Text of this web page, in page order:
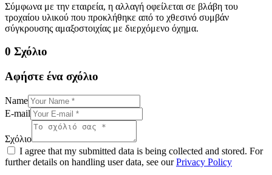
Σύμφωνα με την εταιρεία, η αλλαγή οφείλεται σε βλάβη του
τροχαίου υλικού που προκλήθηκε από το χθεσινό συμβάν
σύγκρουσης αμαξοστοιχίας με διερχόμενο όχημα.
0 Σχόλιο
Αφήστε ένα σχόλιο
Name
E-mail
Σχόλιο
I agree that my submitted data is being collected and stored. For
further details on handling user data, see ourPrivacy Policy